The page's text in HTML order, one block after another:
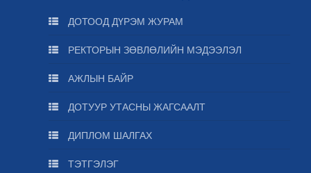
ДОТООД ДҮРЭМ ЖУРАМ
РЕКТОРЫН ЗӨВЛӨЛИЙН МЭДЭЭЛЭЛ
АЖЛЫН БАЙР
ДОТУУР УТАСНЫ ЖАГСААЛТ
ДИПЛОМ ШАЛГАХ
ТЭТГЭЛЭГ